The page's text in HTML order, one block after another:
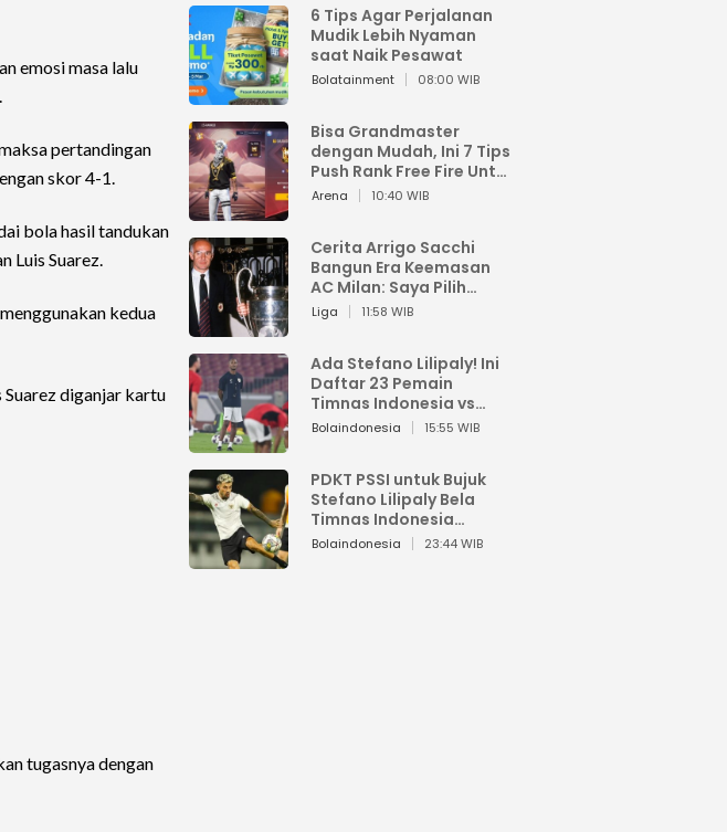
emosi masa lalu
pertandingan
skor 4-1.
bola hasil tandukan
Luis Suarez.
kedua
Suarez diganjar kartu
tugasnya dengan
6 Tips Agar Perjalanan
Mudik Lebih Nyaman
saat Naik Pesawat
Bolatainment 08:00 WIB
Bisa Grandmaster
dengan Mudah, Ini 7 Tips
Push Rank Free Fire Untuk
Pemula
Arena 10:40 WIB
Cerita Arrigo Sacchi
Bangun Era Keemasan
AC Milan: Saya Pilih
Pemain dari Isi Otaknya
Liga 11:58 WIB
Ada Stefano Lilipaly! Ini
Daftar 23 Pemain
Timnas Indonesia vs
China
Bolaindonesia 15:55 WIB
PDKT PSSI untuk Bujuk
Stefano Lilipaly Bela
Timnas Indonesia
Berakhir Berantakan
Bolaindonesia 23:44 WIB